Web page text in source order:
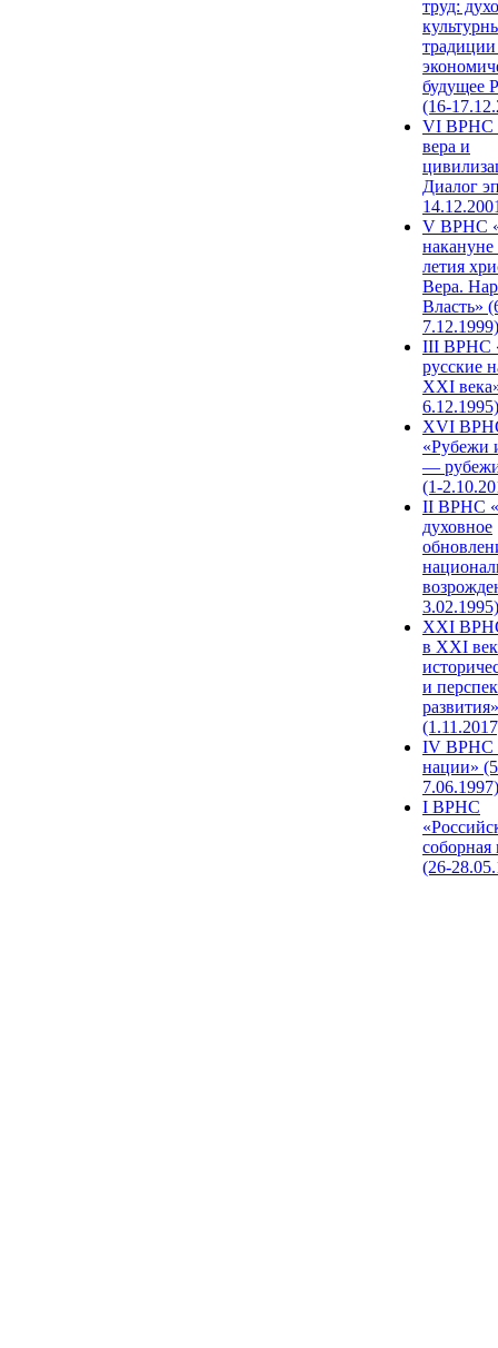
труд:
будущее
(16-
VI ВРНС
вера и
Диалог
V ВРНС
накануне
летия
Вера.
Власть»
7.12.1999)
III ВРНС
русские
XXI
6.12.1995)
XVI
«Рубежи
—
(1-
II ВРНС
духовное
3.02.1995)
XХI
в XXI
и
развития»
IV ВРНС
нации»
7.06.1997)
I ВРНС
(26-